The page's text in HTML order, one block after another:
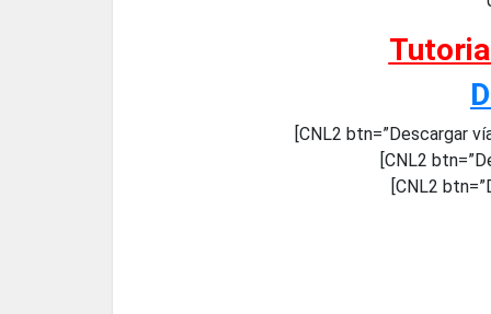
[CNL2 btn=”Descargar
[CNL2
[CNL2